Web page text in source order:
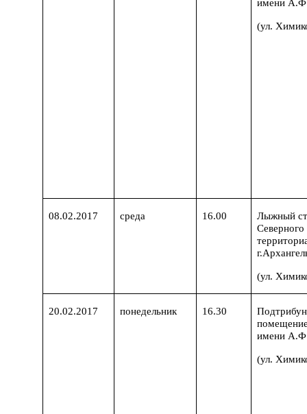
имени
(ул.
08.02.2017 среда 16.00
Лыжный
Северного
(ул.
20.02.2017 понедельник 16.30
имени
(ул.